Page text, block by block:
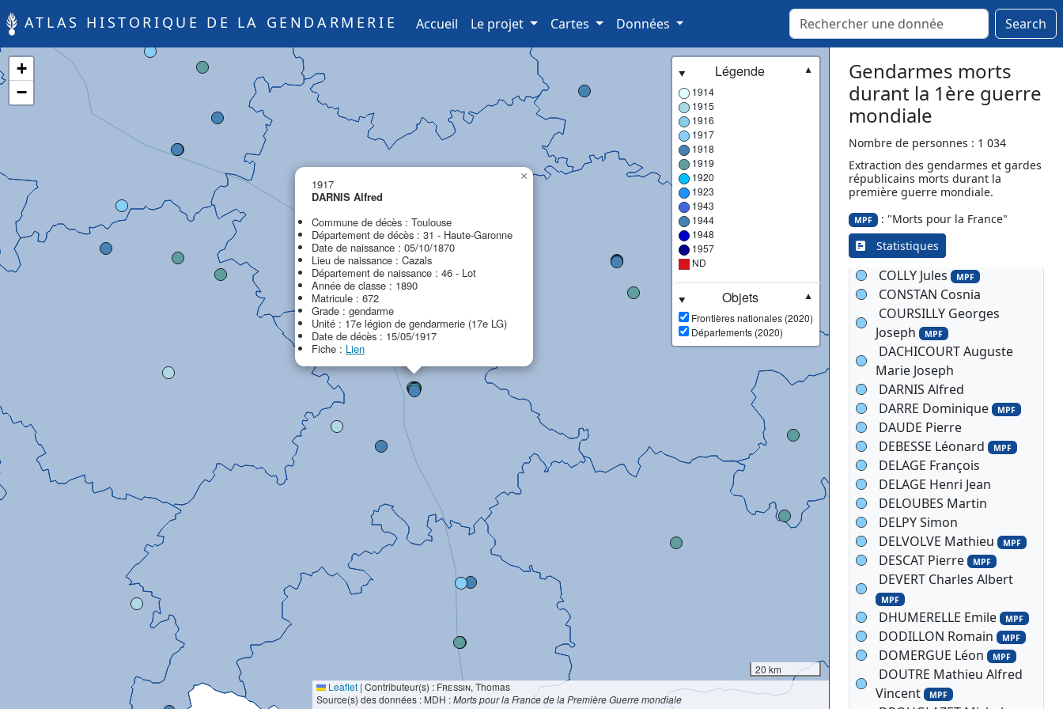
ATLAS HISTORIQUE DE LA GENDARMERIE Accueil (current)
Le projet Cartes Données Search
1917
DARNIS Alfred
Commune de décès : Toulouse
Département de décès : 31 - Haute-Garonne
Date de naissance : 05/10/1870
Lieu de naissance : Cazals
Département de naissance : 46 - Lot
Année de classe : 1890
Matricule : 672
Grade : gendarme
Unité : 17e légion de gendarmerie (17e LG)
Date de décès : 15/05/1917
Fiche : Lien
×
+
−
Légende
▼
1914
1915
1916
1917
1918
1919
1920
1923
1943
1944
1948
1957
ND
Objets
▼
Frontières nationales (2020)
Départements (2020)
20 km
Leaflet | Contributeur(s) : Fressin, Thomas
Source(s) des données : MDH :Morts pour la France de la Première Guerre mondiale
Gendarmes morts
durant la 1ère guerre
mondiale
Nombre de personnes : 1 034
Extraction des gendarmes et gardes
républicains morts durant la
première guerre mondiale.
MPF : "Morts pour la France"
Statistiques
CAMAIN Albert
CERVOTTI Ange Reparato
CHAFFARD Louis Joseph
CHANUT Joseph Marie
CHAVERNAC Georges
François Hippolyte
CHAVERNAC Georges
François Hippolyte
MPF
CLERC Jean
CODANT Stanislas
Edmond
COLLIN Justin Eugène
MPF
COLLY Jules MPF
CONSTAN Cosnia
COURSILLY Georges
Joseph MPF
DACHICOURT Auguste
Marie Joseph
DARNIS Alfred
DARRE Dominique MPF
DAUDE Pierre
DEBESSE Léonard MPF
DELAGE François
DELAGE Henri Jean
DELOUBES Martin
DELPY Simon
DELVOLVE Mathieu MPF
DESCAT Pierre MPF
DEVERT Charles Albert
MPF
DHUMERELLE Emile MPF
DODILLON Romain MPF
DOMERGUE Léon MPF
DOUTRE Mathieu Alfred
Vincent MPF